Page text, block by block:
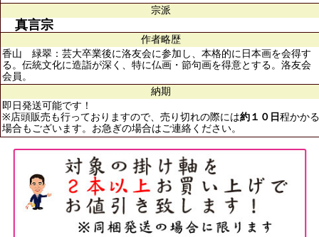
宗派
真言宗
作者略歴
香山 緑翠：芸大卒業後に洛友会に参加し、本格的に日本画を会得す
る。伝統文化に造詣が深く、特に仏画・節句画を得意とする。洛友会
会員。
納期
即日発送可能です！
※店頭販売も行っておりますので、売り切れの際には約１０日 程かかる
場合もございます。お急ぎの場合はご連絡ください。